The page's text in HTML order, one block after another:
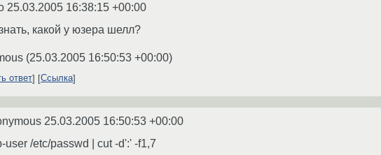
25.03.2005 16:38:15 +00:00
какой у юзера шелл?
(25.03.2005 16:50:53 +00:00)
ответ Ссылка
25.03.2005 16:50:53 +00:00
user /etc/passwd | cut -d':' -f1,7